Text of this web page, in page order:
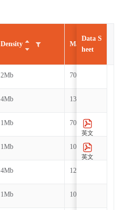
Density Max CLK
2Mb 70MHz
4Mb 133MHz
1Mb 70MHz
1Mb 104MHz
4Mb 120MHz
1Mb 104MHz
Data S
heet
英文
英文